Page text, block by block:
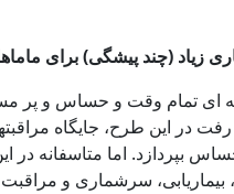
زیاد (چند پیشگی) برای
ای تمام وقت و حساس و پر
در این طرح، جایگاه
بپردازد. اما متاسفانه
سرشماری و مراقبت